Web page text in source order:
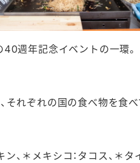
週年記念イベントの一環。
それぞれの国の食べ物を食
、＊メキシコ：タコス、＊タ